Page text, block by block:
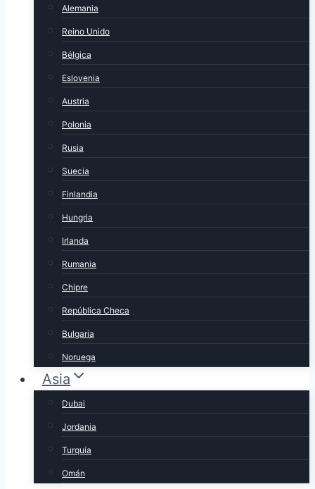
Alemania
Reino Unido
Bélgica
Eslovenia
Austria
Polonia
Rusia
Suecia
Finlandia
Hungria
Irlanda
Rumania
Chipre
República Checa
Bulgaria
Noruega
Asia
Dubai
Jordania
Turquía
Omán